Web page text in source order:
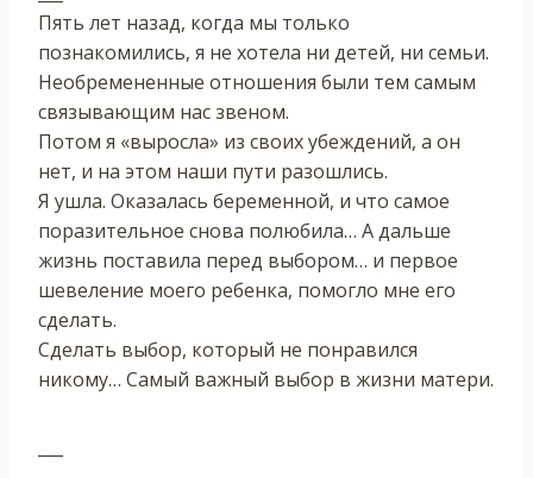
Пять лет назад, когда мы только
познакомились, я не хотела ни детей, ни семьи.
Необремененные отношения были тем самым
связывающим нас звеном.
Потом я «выросла» из своих убеждений, а он
нет, и на этом наши пути разошлись.
Я ушла. Оказалась беременной, и что самое
поразительное снова полюбила… А дальше
жизнь поставила перед выбором… и первое
шевеление моего ребенка, помогло мне его
сделать.
Сделать выбор, который не понравился
никому… Самый важный выбор в жизни матери.